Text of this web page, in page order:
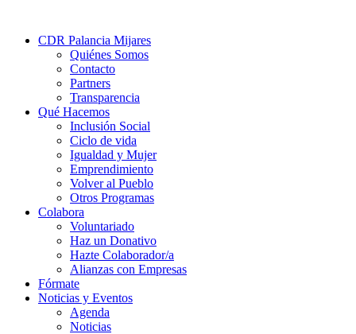
CDR Palancia Mijares
Quiénes Somos
Contacto
Partners
Transparencia
Qué Hacemos
Inclusión Social
Ciclo de vida
Igualdad y Mujer
Emprendimiento
Volver al Pueblo
Otros Programas
Colabora
Voluntariado
Haz un Donativo
Hazte Colaborador/a
Alianzas con Empresas
Fórmate
Noticias y Eventos
Agenda
Noticias